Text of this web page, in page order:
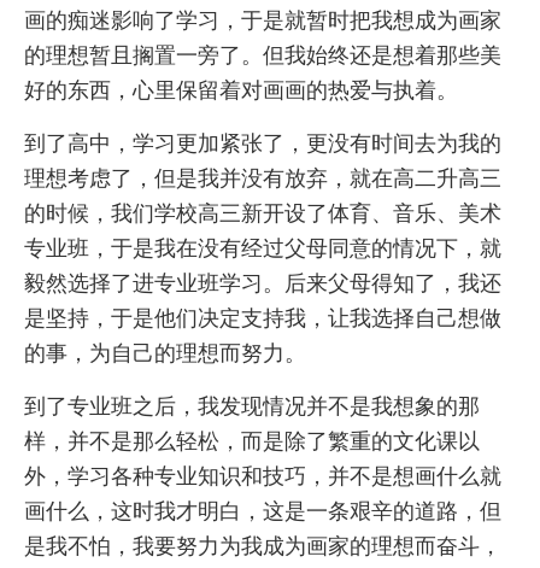
画的痴迷影响了学习，于是就暂时把我想成为画家
的理想暂且搁置一旁了。但我始终还是想着那些美
好的东西，心里保留着对画画的热爱与执着。
到了高中，学习更加紧张了，更没有时间去为我的
理想考虑了，但是我并没有放弃，就在高二升高三
的时候，我们学校高三新开设了体育、音乐、美术
专业班，于是我在没有经过父母同意的情况下，就
毅然选择了进专业班学习。后来父母得知了，我还
是坚持，于是他们决定支持我，让我选择自己想做
的事，为自己的理想而努力。
到了专业班之后，我发现情况并不是我想象的那
样，并不是那么轻松，而是除了繁重的文化课以
外，学习各种专业知识和技巧，并不是想画什么就
画什么，这时我才明白，这是一条艰辛的道路，但
是我不怕，我要努力为我成为画家的理想而奋斗，